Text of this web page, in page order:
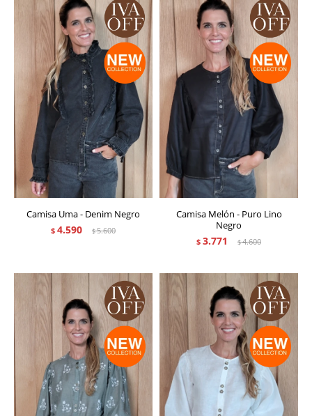
Camisa Uma - Denim Negro
$ 4.590 $5.600
Camisa Melón - Puro Lino
Negro
$ 3.771 $4.600